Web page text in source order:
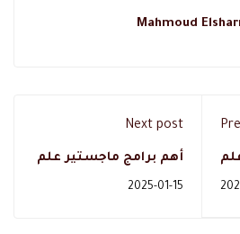
Mahmoud
Next post
أهم برامج ماجستير علم
2025-01-15